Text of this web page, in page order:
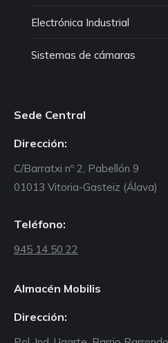
Electrónica Industrial
Sistemas de cámaras
Sede Central
Dirección:
C/Barratxi nº 2, Pabellón 9
01013 Vitoria-Gasteiz (Álava)
Teléfono:
945 14 50 22
Almacén Mobilis
Dirección: